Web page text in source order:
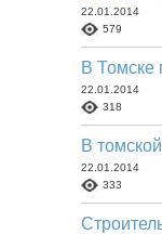
22.01.2014
579
В Томске
22.01.2014
318
В
22.01.2014
333